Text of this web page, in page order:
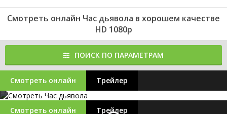
Смотреть онлайн Час дьявола в хорошем качестве
HD 1080p
ПОИСК ПО ПАРАМЕТРАМ
Смотреть онлайн Трейлер
Смотреть онлайн Трейлер